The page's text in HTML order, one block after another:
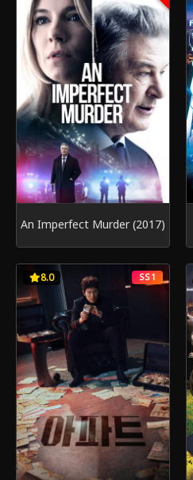
An Imperfect Murder (2017)
8.0 SS1